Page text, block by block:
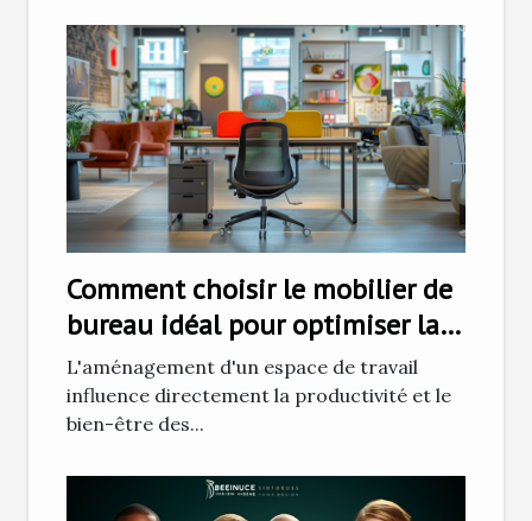
Comment choisir le mobilier de
bureau idéal pour optimiser la
productivité
L'aménagement d'un espace de travail
influence directement la productivité et le
bien-être des...